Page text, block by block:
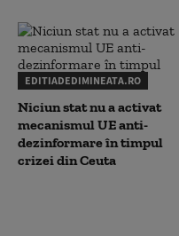
EDITIADEDIMINEATA.RO
Niciun stat nu a activat
mecanismul UE anti-
dezinformare în timpul
crizei din Ceuta